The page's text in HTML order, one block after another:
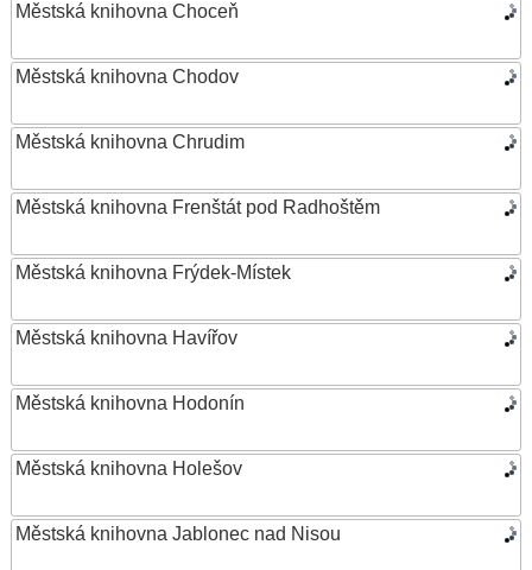
Městská knihovna Choceň
Městská knihovna Chodov
Městská knihovna Chrudim
Městská knihovna Frenštát pod Radhoštěm
Městská knihovna Frýdek-Místek
Městská knihovna Havířov
Městská knihovna Hodonín
Městská knihovna Holešov
Městská knihovna Jablonec nad Nisou